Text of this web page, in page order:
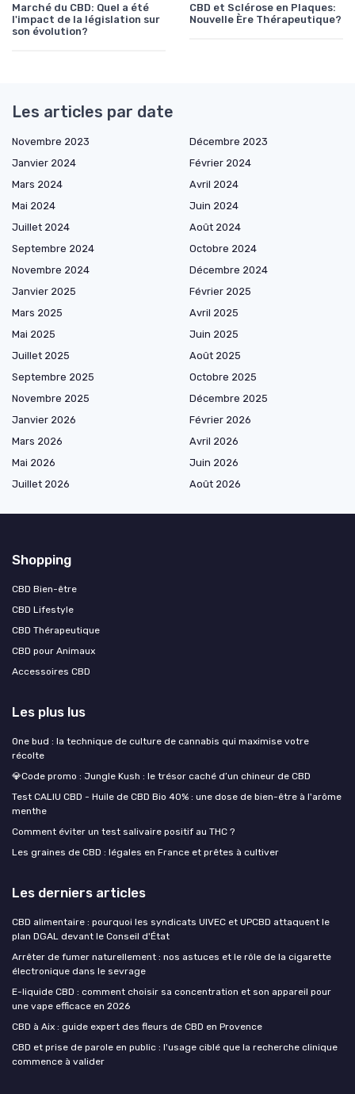
Marché du CBD: Quel a été
l'impact de la législation sur
son évolution?
CBD et Sclérose en Plaques:
Nouvelle Ère Thérapeutique?
Les articles par date
Novembre 2023
Décembre 2023
Janvier 2024
Février 2024
Mars 2024
Avril 2024
Mai 2024
Juin 2024
Juillet 2024
Août 2024
Septembre 2024
Octobre 2024
Novembre 2024
Décembre 2024
Janvier 2025
Février 2025
Mars 2025
Avril 2025
Mai 2025
Juin 2025
Juillet 2025
Août 2025
Septembre 2025
Octobre 2025
Novembre 2025
Décembre 2025
Janvier 2026
Février 2026
Mars 2026
Avril 2026
Mai 2026
Juin 2026
Juillet 2026
Août 2026
Shopping
CBD Bien-être
CBD Lifestyle
CBD Thérapeutique
CBD pour Animaux
Accessoires CBD
Les plus lus
One bud : la technique de culture de cannabis qui maximise votre
récolte
💎Code promo : Jungle Kush : le trésor caché d’un chineur de CBD
Test CALIU CBD - Huile de CBD Bio 40% : une dose de bien-être à l'arôme
menthe
Comment éviter un test salivaire positif au THC ?
Les graines de CBD : légales en France et prêtes à cultiver
Les derniers articles
CBD alimentaire : pourquoi les syndicats UIVEC et UPCBD attaquent le
plan DGAL devant le Conseil d'État
Arrêter de fumer naturellement : nos astuces et le rôle de la cigarette
électronique dans le sevrage
E-liquide CBD : comment choisir sa concentration et son appareil pour
une vape efficace en 2026
CBD à Aix : guide expert des fleurs de CBD en Provence
CBD et prise de parole en public : l'usage ciblé que la recherche clinique
commence à valider